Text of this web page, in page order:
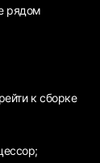
рядом
к сборке